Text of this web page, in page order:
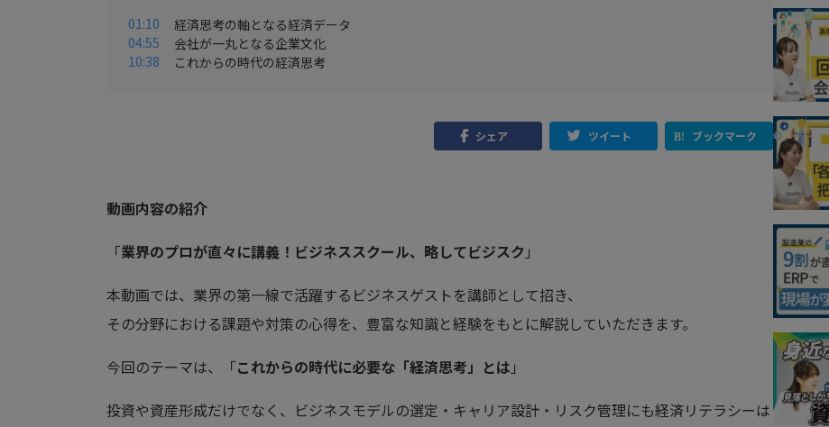
01:10
経済思考の軸となる経済データ
04:55
会社が一丸となる企業文化
10:38
これからの時代の経済思考
シェア ツイート ブックマーク
動画内容の紹介
「業界のプロが直々に講義！ビジネススクール、略してビジスク 」
本動画では、業界の第一線で活躍するビジネスゲストを講師として招き、
その分野における課題や対策の心得を、豊富な知識と経験をもとに解説していただきます。
今回のテーマは、「これからの時代に必要な「経済思考」とは 」
投資や資産形成だけでなく、ビジネスモデルの選定・キャリア設計・リスク管理にも経済リテラシーは